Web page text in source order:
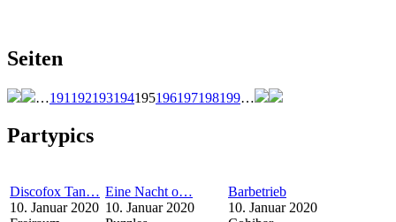
Seiten
…191 192193194195196197198199…
Partypics
Discofox Tan…
10. Januar 2020
Eine Nacht o…
10. Januar 2020
Barbetrieb
10. Januar 2020